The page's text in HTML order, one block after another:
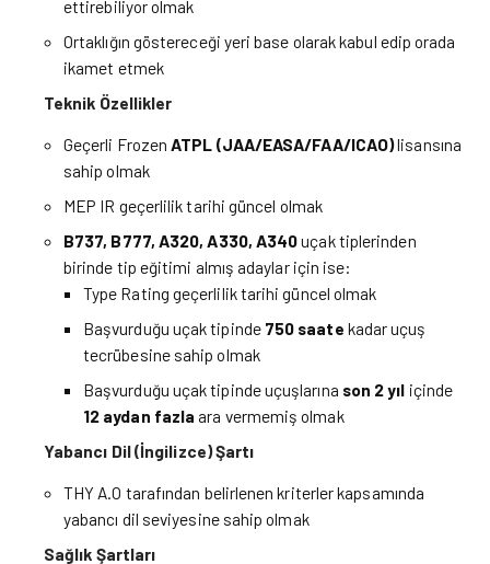
ettirebiliyor olmak
Ortaklığın göstereceği yeri base olarak kabul edip orada
ikamet etmek
Teknik Özellikler
Geçerli Frozen ATPL (JAA/EASA/FAA/ICAO)lisansına
sahip olmak
MEP IR geçerlilik tarihi güncel olmak
B737, B777, A320, A330, A340uçak tiplerinden
birinde tip eğitimi almış adaylar için ise:
Type Rating geçerlilik tarihi güncel olmak
Başvurduğu uçak tipinde 750 saate kadar uçuş
tecrübesine sahip olmak
Başvurduğu uçak tipinde uçuşlarına son 2 yıl içinde
12 aydan fazla ara vermemiş olmak
Yabancı Dil (İngilizce) Şartı
THY A.O tarafından belirlenen kriterler kapsamında
yabancı dil seviyesine sahip olmak
Sağlık Şartları